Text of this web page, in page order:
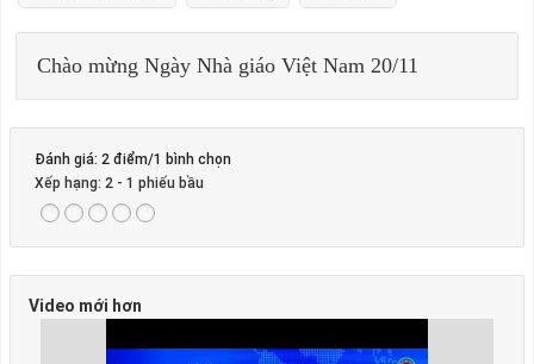
Chào mừng Ngày Nhà giáo Việt Nam 20/11
Đánh giá: 2 điểm/1 bình chọn
Xếp hạng: 2 - 1 phiếu bầu
Video mới hơn